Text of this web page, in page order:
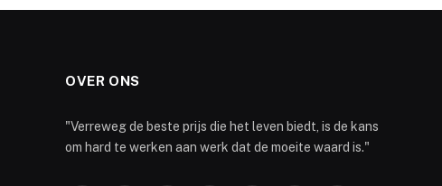
OVER ONS
"Verreweg de beste prijs die het leven biedt, is de kans
om hard te werken aan werk dat de moeite waard is."